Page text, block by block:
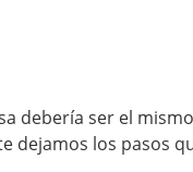
debería ser el
dejamos los pasos